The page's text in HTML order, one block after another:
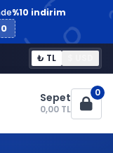
%10 indirim
₺ TL
Sepet
0,00 TL
0